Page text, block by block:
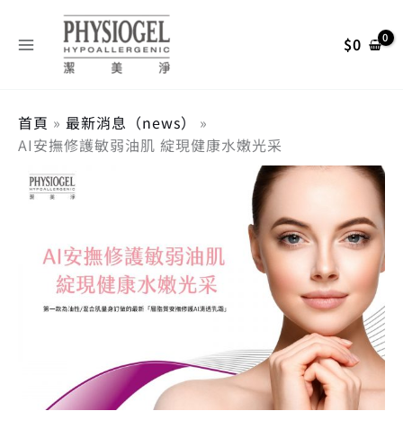
$0
首頁
最新消息（news）
AI安撫修護敏弱油肌 綻現健康水嫩光采
尋
字
: